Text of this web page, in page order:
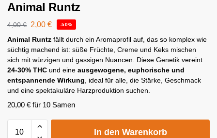
Animal Runtz
4,00€ 2,00 € -50%
Animal Runtz fällt durch ein Aromaprofil auf, das so komplex wie
süchtig machend ist: süße Früchte, Creme und Keks mischen
sich mit würzigen und gassigen Nuancen. Diese Genetik vereint
24-30% THC und eine ausgewogene, euphorische und
entspannende Wirkung , ideal für alle, die Stärke, Geschmack
und eine spektakuläre Harzproduktion suchen.
20,00 € für 10 Samen
In den Warenkorb